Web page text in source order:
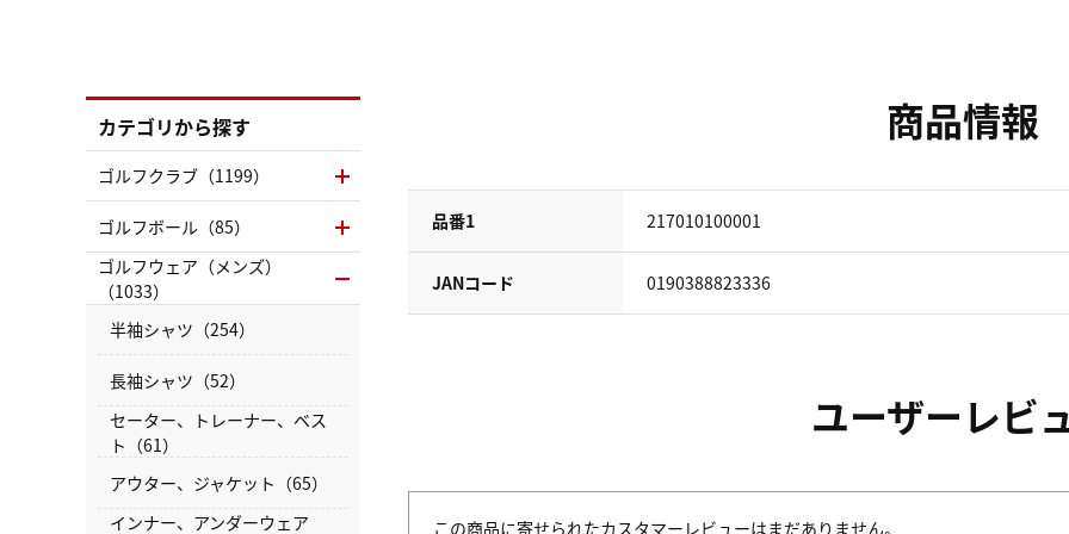
商品情報
品番1 217010100001
JANコード 0190388823336
ユーザーレビ
この商品に寄せられたカスタマーレビューはまだありません。
カテゴリから探す
ゴルフクラブ（1199）
ゴルフボール（85）
ゴルフウェア（メンズ）
（1033）
半袖シャツ（254）
長袖シャツ（52）
セーター、トレーナー、ベス
ト（61）
アウター、ジャケット（65）
インナー、アンダーウェア